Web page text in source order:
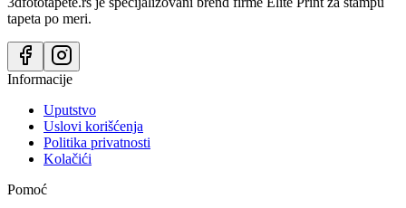
tapeta po meri.
Informacije
Uputstvo
Uslovi korišćenja
Politika privatnosti
Kolačići
Pomoć